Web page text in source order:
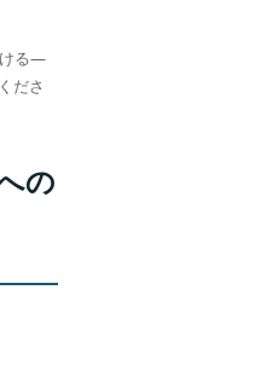
ける―
ださ
の